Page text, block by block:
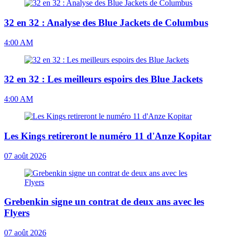
32 en 32 : Analyse des Blue Jackets de Columbus
4:00 AM
32 en 32 : Les meilleurs espoirs des Blue Jackets
4:00 AM
Les Kings retireront le numéro 11 d'Anze Kopitar
07 août 2026
Grebenkin signe un contrat de deux ans avec les
Flyers
07 août 2026